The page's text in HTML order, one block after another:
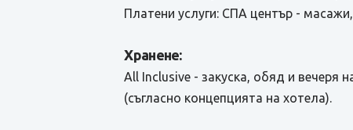
Платени услуги: СПА център -
Хранене:
All Inclusive - закуска, обяд и вечеря
(съгласно концепцията на хотела).